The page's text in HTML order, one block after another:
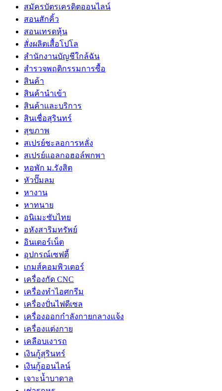
สมัครบัตรเครดิตออนไลน์
สอนสักคิ้ว
สอนเทรดหุ้น
สั่งผลิตเสื้อโปโล
สำนักงานบัญชีใกล้ฉัน
สำรวจพฤติกรรมการซื้อ
สินค้า
สินค้านำเข้า
สินค้าและบริการ
สินเชื่อสุรินทร์
สุขภาพ
สเปรย์ชะลอการหลั่ง
สเปรย์แอลกอฮอล์พกพา
หอพัก ม.รังสิต
หัวปั๊มลม
หางาน
หาทนาย
อนิเมะซับไทย
อหังสาริมทรัพย์
อินเตอร์เน็ต
อุปกรณ์เซฟตี้
เกมส์คอมพิวเตอร์
เครื่องกัด CNC
เครื่องทำไอศกรีม
เครื่องปั่นไฟดีเซล
เครื่องออกกำลังกายกลางแจ้ง
เครื่องแต่งกาย
เคลือบเงารถ
เงินกู้สุรินทร์
เงินกู้ออนไลน์
เจาะน้ำบาดาล